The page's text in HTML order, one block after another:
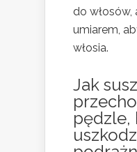
do włosów,
umiarem,
włosia.
Jak
pędzle,